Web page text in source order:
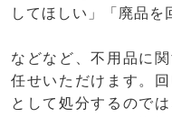
してほしい」「廃品を
などなど、不用品に
任せいただけます。
として処分するので